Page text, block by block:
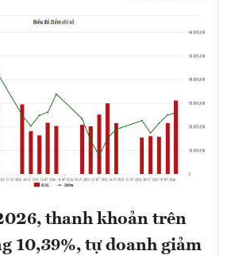
thanh khoản trên
10,39%, tự doanh giảm